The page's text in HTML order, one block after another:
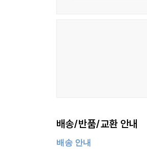
배송/반품/교환 안내
배송 안내